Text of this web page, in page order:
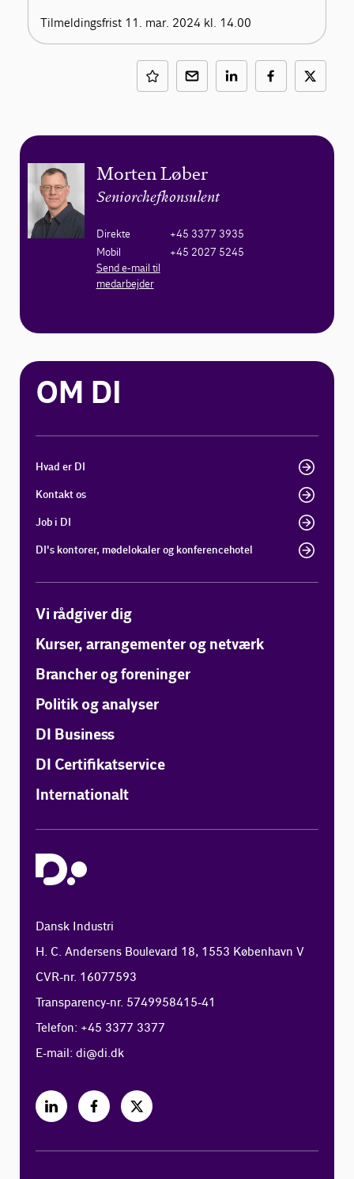
Tilmeldingsfrist 11. mar. 2024 kl. 14.00
Morten Løber
Seniorchefkonsulent
Direkte
+45 3377 3935
Mobil
+45 2027 5245
Send e-mail til
medarbejder
OM DI
Hvad er DI
Kontakt os
Job i DI
DI's kontorer, mødelokaler og konferencehotel
Vi rådgiver dig
Kurser, arrangementer og netværk
Brancher og foreninger
Politik og analyser
DI Business
DI Certifikatservice
Internationalt
Dansk Industri
H. C. Andersens Boulevard 18, 1553 København V
CVR-nr. 16077593
Transparency-nr. 5749958415-41
Telefon: +45 3377 3377
E-mail:di@di.dk